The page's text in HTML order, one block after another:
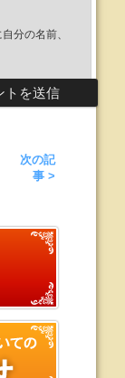
分の名前、
次の記
事 >